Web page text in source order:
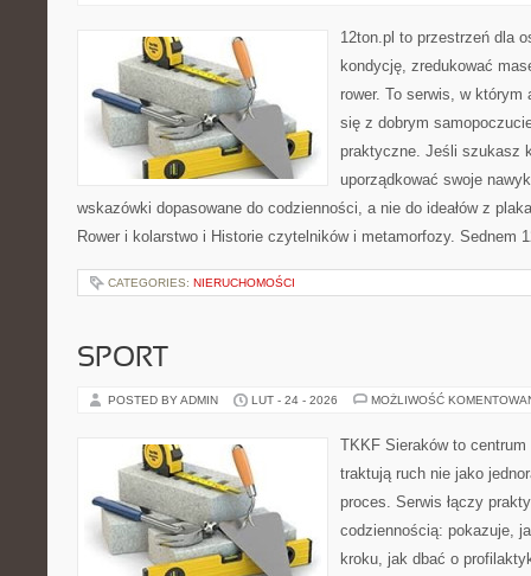
12ton.pl to przestrzeń dla
kondycję, zredukować
rower. To serwis, w
się z dobrym
praktyczne. Jeśli szukasz
uporządkować swoje
wskazówki dopasowane do codzienności, a nie do ideałów z
Rower i kolarstwo i Historie czytelników i metamorfozy. Sednem
CATEGORIES: NIERUCHOMOŚCI
SPORT
POSTED BY ADMIN LUT - 24 - 2026 MOŻLIWOŚĆ
TKKF Sieraków to
traktują ruch nie jako
proces. Serwis łączy
codziennością: pokazuje,
kroku, jak dbać o